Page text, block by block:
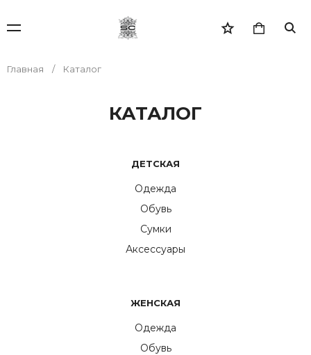
Главная Каталог
КАТАЛОГ
ДЕТСКАЯ
Одежда
Обувь
Сумки
Аксессуары
ЖЕНСКАЯ
Одежда
Обувь